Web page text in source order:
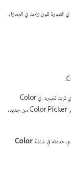
في الصورة للون واحد في الجدول.
لتغيير نطاق من الألوان، اسحب في الجدول لتحديد نطاق الألوان الذي تريد تغييره. في Color
Picker، اختر أول لون تريده في النطاق ثم انقر OK. عندما يظهر Color Picker من جديد،
Color